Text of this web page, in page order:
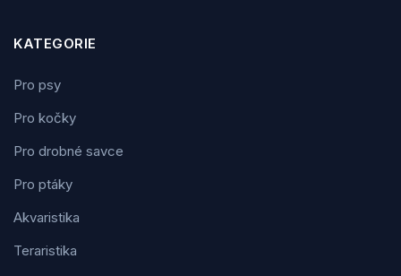
KATEGORIE
Pro psy
Pro kočky
Pro drobné savce
Pro ptáky
Akvaristika
Teraristika